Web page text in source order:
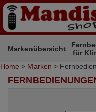
Markenübersicht
für
Home > Marken >